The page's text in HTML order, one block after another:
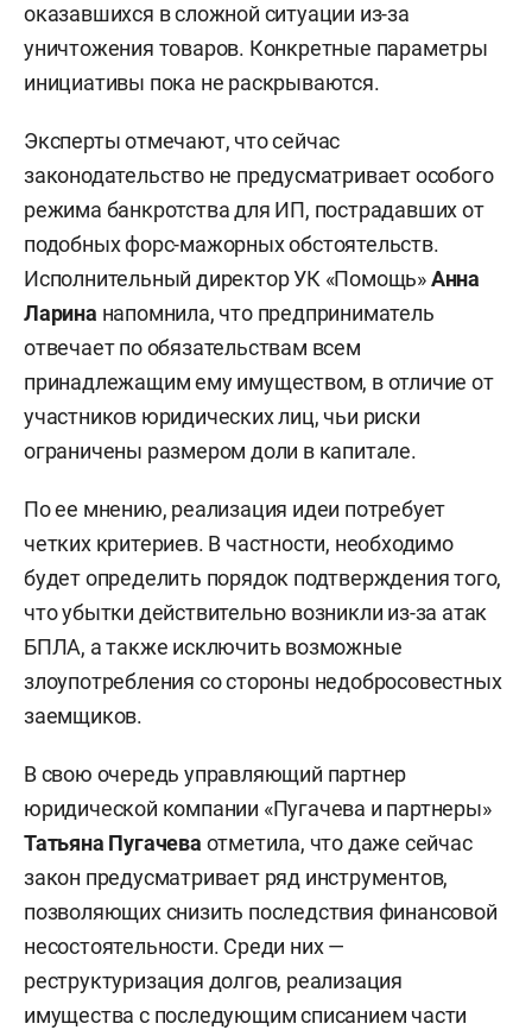
оказавшихся в сложной ситуации из-за
уничтожения товаров. Конкретные параметры
инициативы пока не раскрываются.
Эксперты отмечают, что сейчас
законодательство не предусматривает особого
режима банкротства для ИП, пострадавших от
подобных форс-мажорных обстоятельств.
Исполнительный директор УК «Помощь»Анна
Ларина напомнила, что предприниматель
отвечает по обязательствам всем
принадлежащим ему имуществом, в отличие от
участников юридических лиц, чьи риски
ограничены размером доли в капитале.
По ее мнению, реализация идеи потребует
четких критериев. В частности, необходимо
будет определить порядок подтверждения того,
что убытки действительно возникли из-за атак
БПЛА, а также исключить возможные
злоупотребления со стороны недобросовестных
заемщиков.
В свою очередь управляющий партнер
юридической компании «Пугачева и партнеры»
Татьяна Пугачева отметила, что даже сейчас
закон предусматривает ряд инструментов,
позволяющих снизить последствия финансовой
несостоятельности. Среди них —
реструктуризация долгов, реализация
имущества с последующим списанием части